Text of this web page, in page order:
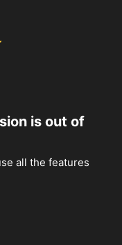
is out of
all the features